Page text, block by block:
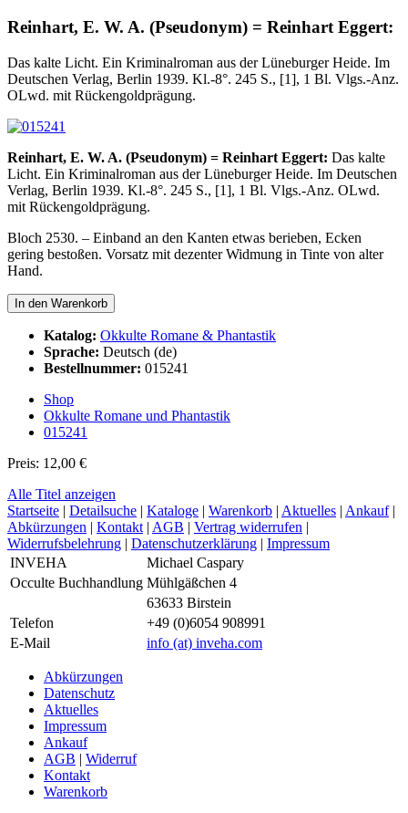
Reinhart, E. W. A. (Pseudonym) = Reinhart Eggert:
Das kalte Licht. Ein Kriminalroman aus der Lüneburger Heide. Im
Deutschen Verlag, Berlin 1939. Kl.-8°. 245 S., [1], 1 Bl. Vlgs.-Anz.
OLwd. mit Rückengoldprägung.
Reinhart, E. W. A. (Pseudonym) = Reinhart Eggert: Das kalte
Licht. Ein Kriminalroman aus der Lüneburger Heide. Im Deutschen
Verlag, Berlin 1939. Kl.-8°. 245 S., [1], 1 Bl. Vlgs.-Anz. OLwd.
mit Rückengoldprägung.
Bloch 2530. – Einband an den Kanten etwas berieben, Ecken
gering bestoßen. Vorsatz mit dezenter Widmung in Tinte von alter
Hand.
Katalog: Okkulte Romane & Phantastik
Sprache: Deutsch (de)
Bestellnummer: 015241
Shop
Okkulte Romane und Phantastik
015241
Preis: 12,00 €
Alle Titel anzeigen
Startseite | Detailsuche | Kataloge | Warenkorb | Aktuelles | Ankauf|
Abkürzungen | Kontakt | AGB | Vertrag widerrufen |
Widerrufsbelehrung | Datenschutzerklärung | Impressum
INVEHA
Michael Caspary
Occulte Buchhandlung Mühlgäßchen 4
63633 Birstein
Telefon
+49 (0)6054 908991
E-Mail
info (at) inveha.com
Abkürzungen
Datenschutz
Aktuelles
Impressum
Ankauf
AGB | Widerruf
Kontakt
Warenkorb